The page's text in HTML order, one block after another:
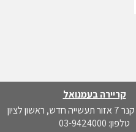
קריירה בעמנואל
לציון
טלפון: 03-9424000